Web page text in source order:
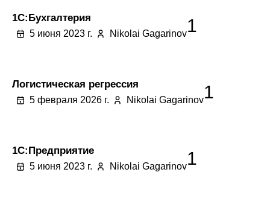
1C:Бухгалтерия
5 июня 2023 г. Nikolai Gagarinov1
Логистическая регрессия
5 февраля 2026 г. Nikolai Gagarinov1
1C:Предприятие
5 июня 2023 г. Nikolai Gagarinov1